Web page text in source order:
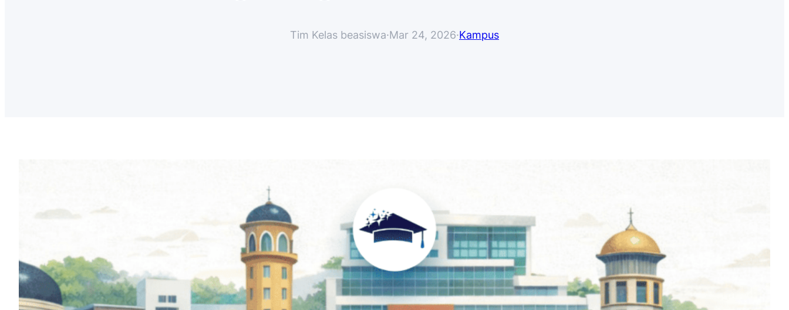
Tim Kelas beasiswa·Mar 24, 2026·Kampus